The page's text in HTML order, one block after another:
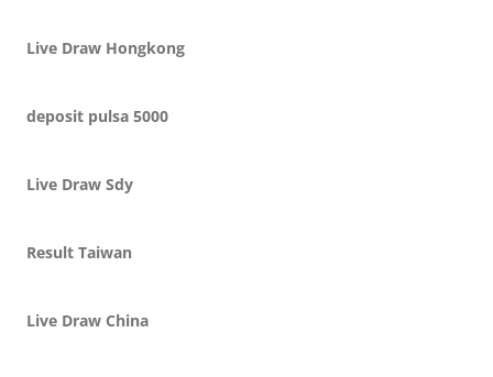
Live Draw Hongkong
deposit pulsa 5000
Live Draw Sdy
Result Taiwan
Live Draw China